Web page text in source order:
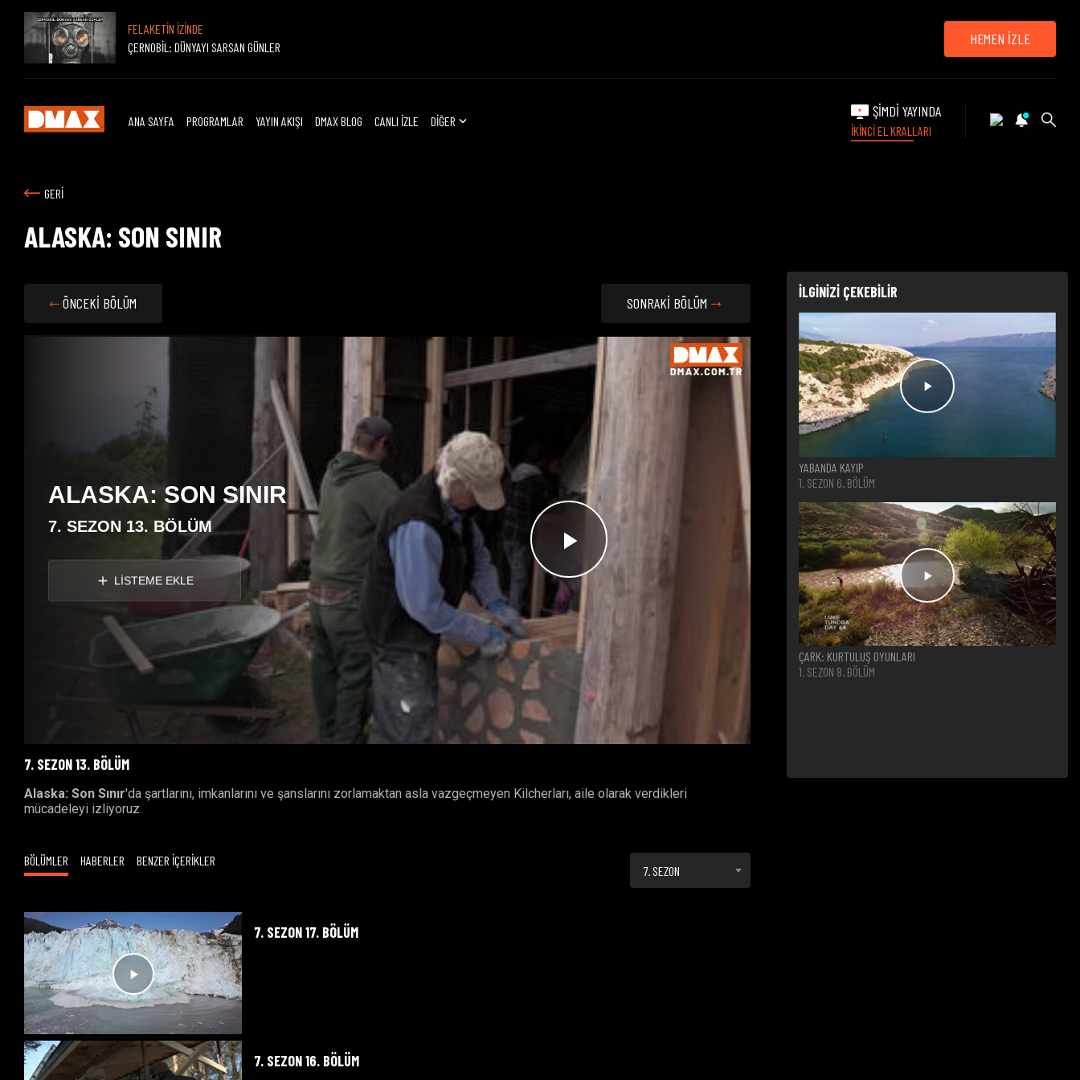
FELAKETİN İZİNDE
ÇERNOBİL: DÜNYAYI SARSAN GÜNLER
HEMEN İZLE
ANA SAYFA PROGRAMLAR YAYIN AKIŞI DMAX BLOG CANLI İZLE DİĞER
ŞİMDİ YAYINDA
İKİNCİ EL KRALLARI
GERİ
ALASKA: SON SINIR
ÖNCEKİ BÖLÜM SONRAKİ BÖLÜM
Videoyu
Oynat
ALASKA: SON SINIR
7. SEZON 13. BÖLÜM
LİSTEME EKLE
7. SEZON 13. BÖLÜM
Alaska: Son Sınır'da şartlarını, imkanlarını ve şanslarını zorlamaktan asla vazgeçmeyen Kilcherları, aile olarak verdikleri
mücadeleyi izliyoruz.
BÖLÜMLER HABERLER BENZER İÇERİKLER
7. SEZON
7. SEZON 17. BÖLÜM
7. SEZON 16. BÖLÜM
İLGİNİZİ ÇEKEBİLİR
YABANDA KAYIP
1. SEZON 6. BÖLÜM
ÇARK: KURTULUŞ OYUNLARI
1. SEZON 8. BÖLÜM